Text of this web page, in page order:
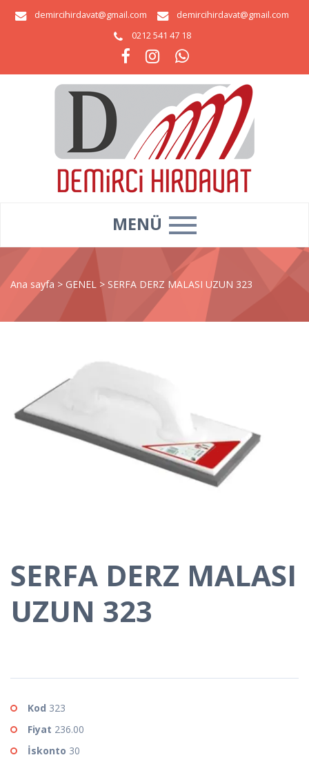
demircihirdavat@gmail.com
demircihirdavat@gmail.com
0212 541 47 18
MENÜ
Ana sayfa > GENEL > SERFA DERZ MALASI UZUN 323
SERFA DERZ MALASI
UZUN 323
Kod 323
Fiyat 236.00
İskonto 30